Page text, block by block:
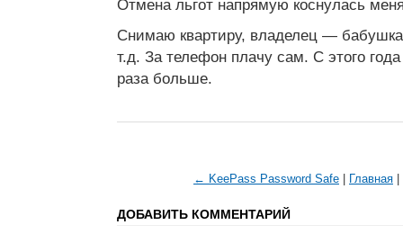
Отмена льгот напрямую коснулась
Снимаю квартиру, владелец —
т.д. За телефон плачу сам. С этого
раза больше.
← KeePass Password Safe Главная
ДОБАВИТЬ КОММЕНТАРИЙ